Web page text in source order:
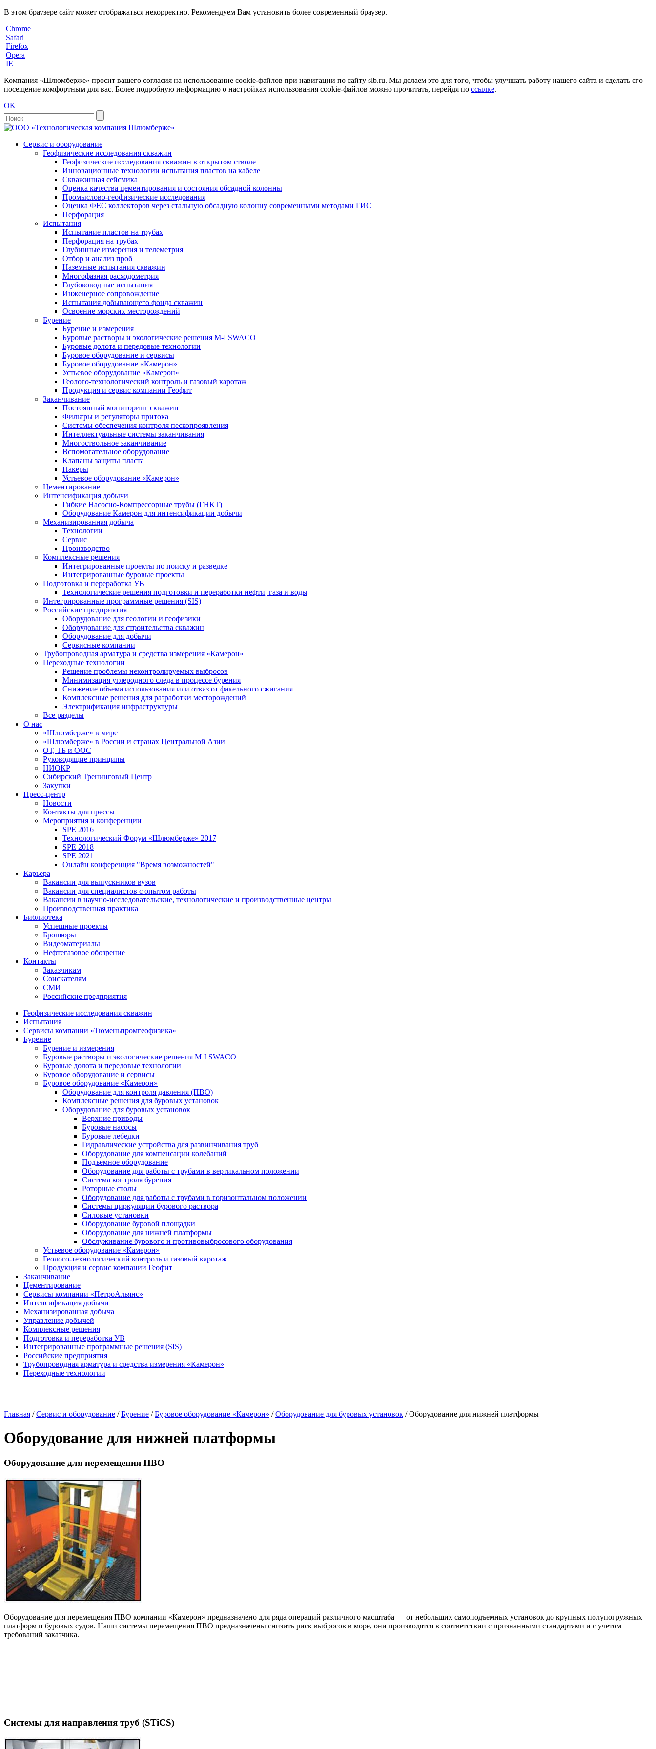
В этом браузере сайт может отображаться некорректно. Рекомендуем Вам установить более современный браузер.
Chrome
Safari
Firefox
Opera
IE
Компания «Шлюмберже» просит вашего согласия на использование cookie-файлов при навигации по сайту slb.ru. Мы делаем это для того, чтобы улучшать работу нашего сайта и сделать его
посещение комфортным для вас. Более подробную информацию о настройках использования cookie-файлов можно прочитать, перейдя по ссылке.
OK
Сервис и оборудование
Геофизические исследования скважин
Геофизические исследования скважин в открытом стволе
Инновационные технологии испытания пластов на кабеле
Скважинная сейсмика
Оценка качества цементирования и состояния обсадной колонны
Промыслово-геофизические исследования
Оценка ФЕС коллекторов через стальную обсадную колонну современными методами ГИС
Перфорация
Испытания
Испытание пластов на трубах
Перфорация на трубах
Глубинные измерения и телеметрия
Отбор и анализ проб
Наземные испытания скважин
Многофазная расходометрия
Глубоководные испытания
Инженерное сопровождение
Испытания добывающего фонда скважин
Освоение морских месторождений
Бурение
Бурение и измерения
Буровые растворы и экологические решения M-I SWACO
Буровые долота и передовые технологии
Буровое оборудование и сервисы
Буровое оборудование «Камерон»
Устьевое оборудование «Камерон»
Геолого-технологический контроль и газовый каротаж
Продукция и сервис компании Геофит
Заканчивание
Постоянный мониторинг скважин
Фильтры и регуляторы притока
Cистемы обеспечения контроля пескопроявления
Интеллектуальные системы заканчивания
Многоствольное заканчивание
Вспомогательное оборудование
Клапаны защиты пласта
Пакеры
Устьевое оборудование «Камерон»
Цементирование
Интенсификация добычи
Гибкие Насосно-Компрессорные трубы (ГНКТ)
Оборудование Камерон для интенсификации добычи
Механизированная добыча
Технологии
Сервис
Производство
Комплексные решения
Интегрированные проекты по поиску и разведке
Интегрированные буровые проекты
Подготовка и переработка УВ
Технологические решения подготовки и переработки нефти, газа и воды
Интегрированные программные решения (SIS)
Российские предприятия
Оборудование для геологии и геофизики
Оборудование для строительства скважин
Оборудование для добычи
Сервисные компании
Трубопроводная арматура и средства измерения «Камерон»
Переходные технологии
Решение проблемы неконтролируемых выбросов
Минимизация углеродного следа в процессе бурения
Снижение объема использования или отказ от факельного сжигания
Комплексные решения для разработки месторождений
Электрификация инфраструктуры
Все разделы
О нас
«Шлюмберже» в мире
«Шлюмберже» в России и странах Центральной Азии
ОТ, ТБ и ООС
Руководящие принципы
НИОКР
Сибирский Тренинговый Центр
Закупки
Пресс-центр
Новости
Контакты для прессы
Мероприятия и конференции
SPE 2016
Технологический Форум «Шлюмберже» 2017
SPE 2018
SPE 2021
Онлайн конференция "Время возможностей"
Карьера
Вакансии для выпускников вузов
Вакансии для специалистов с опытом работы
Вакансии в научно-исследовательские, технологические и производственные центры
Производственная практика
Библиотека
Успешные проекты
Брошюры
Видеоматериалы
Нефтегазовое обозрение
Контакты
Заказчикам
Соискателям
СМИ
Российские предприятия
Геофизические исследования скважин
Испытания
Сервисы компании «Тюменьпромгеофизика»
Бурение
Бурение и измерения
Буровые растворы и экологические решения M-I SWACO
Буровые долота и передовые технологии
Буровое оборудование и сервисы
Буровое оборудование «Камерон»
Оборудование для контроля давления (ПВО)
Комплексные решения для буровых установок
Оборудование для буровых установок
Верхние приводы
Буровые насосы
Буровые лебедки
Гидравлические устройства для развинчивания труб
Оборудование для компенсации колебаний
Подъемное оборудование
Оборудование для работы с трубами в вертикальном положении
Система контроля бурения
Роторные столы
Оборудование для работы с трубами в горизонтальном положении
Системы циркуляции бурового раствора
Силовые установки
Оборудование буровой площадки
Оборудование для нижней платформы
Обслуживание бурового и противовыбросового оборудования
Устьевое оборудование «Камерон»
Геолого-технологический контроль и газовый каротаж
Продукция и сервис компании Геофит
Заканчивание
Цементирование
Сервисы компании «ПетроАльянс»
Интенсификация добычи
Механизированная добыча
Управление добычей
Комплексные решения
Подготовка и переработка УВ
Интегрированные программные решения (SIS)
Российские предприятия
Трубопроводная арматура и средства измерения «Камерон»
Переходные технологии
Главная /Сервис и оборудование /Бурение /Буровое оборудование «Камерон» /Оборудование для буровых установок /Оборудование для нижней платформы
Оборудование для нижней платформы
Оборудование для перемещения ПВО
Оборудование для перемещения ПВО компании «Камерон» предназначено для ряда операций различного масштаба — от небольших самоподъемных установок до крупных полупогружных
платформ и буровых судов. Наши системы перемещения ПВО предназначены снизить риск выбросов в море, они производятся в соответствии с признанными стандартами и с учетом
требований заказчика.
Системы для направления труб (STiCS)